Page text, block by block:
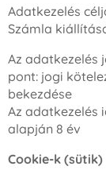
Adatkezelés
Számla
Az adatkezelés
pont: jogi
bekezdése
Az adatkezelés
alapján 8 év
Cookie-k (sütik)